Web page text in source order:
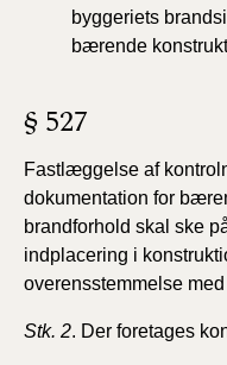
byggeriets
bærende
§ 527
Fastlæggelse af
dokumentation for
brandforhold skal ske
indplacering i
overensstemmelse
Stk. 2. Der foretages